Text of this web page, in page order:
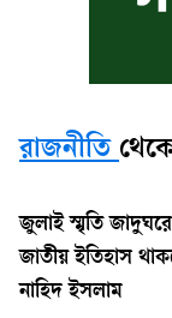
রাজনীতি
জুলাই স্মৃতি
জাতীয় ইতিহাস
নাহিদ ইসলাম